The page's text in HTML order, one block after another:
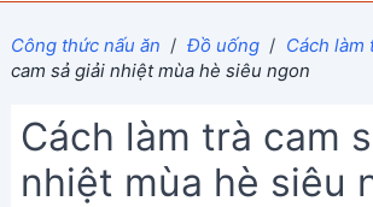
Công thức nấu ăn / Đồ uống / Cách làm
cam sả giải nhiệt mùa hè siêu ngon
Cách làm trà cam
nhiệt mùa hè siêu